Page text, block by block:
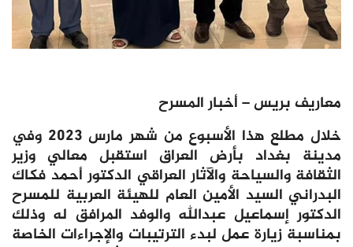
معاريف بريس – أخبار المسرح
خلال مطلع هذا الأسبوع من شهر مارس 2023 وفي
مدينة بغداد بأرض العراق استقبل معالي وزير
الثقافة والسياحة والآثار العراقي الدكتور أحمد فكاك
البدراني السيد الأمين العام للهيئة العربية للمسرح
الدكتور إسماعيل عبدالله والوفد المرافق له وذلك
بمناسبة زيارة عمل لبدء الترتيبات والإجراءات الخاصة